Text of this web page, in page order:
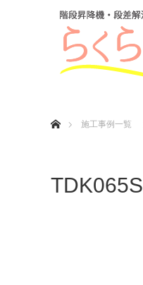
施工事例一覧